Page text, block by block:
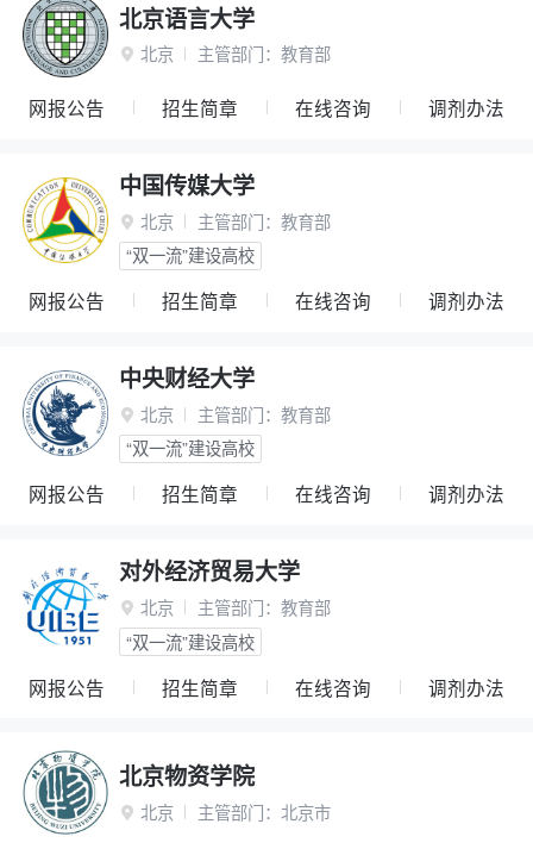
北京语言大学
 北京 主管部门： 教育部
网报公告 招生简章 在线咨询 调剂办法
中国传媒大学
 北京 主管部门： 教育部
“双一流”建设高校
网报公告 招生简章 在线咨询 调剂办法
中央财经大学
 北京 主管部门： 教育部
“双一流”建设高校
网报公告 招生简章 在线咨询 调剂办法
对外经济贸易大学
 北京 主管部门： 教育部
“双一流”建设高校
网报公告 招生简章 在线咨询 调剂办法
北京物资学院
 北京 主管部门： 北京市